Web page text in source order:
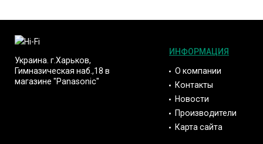
Украина. г.Харьков,
Гимназическая наб.,18 в
магазине "Panasonic"
ИНФОРМАЦИЯ
О компании
Контакты
Новости
Производители
Карта сайта